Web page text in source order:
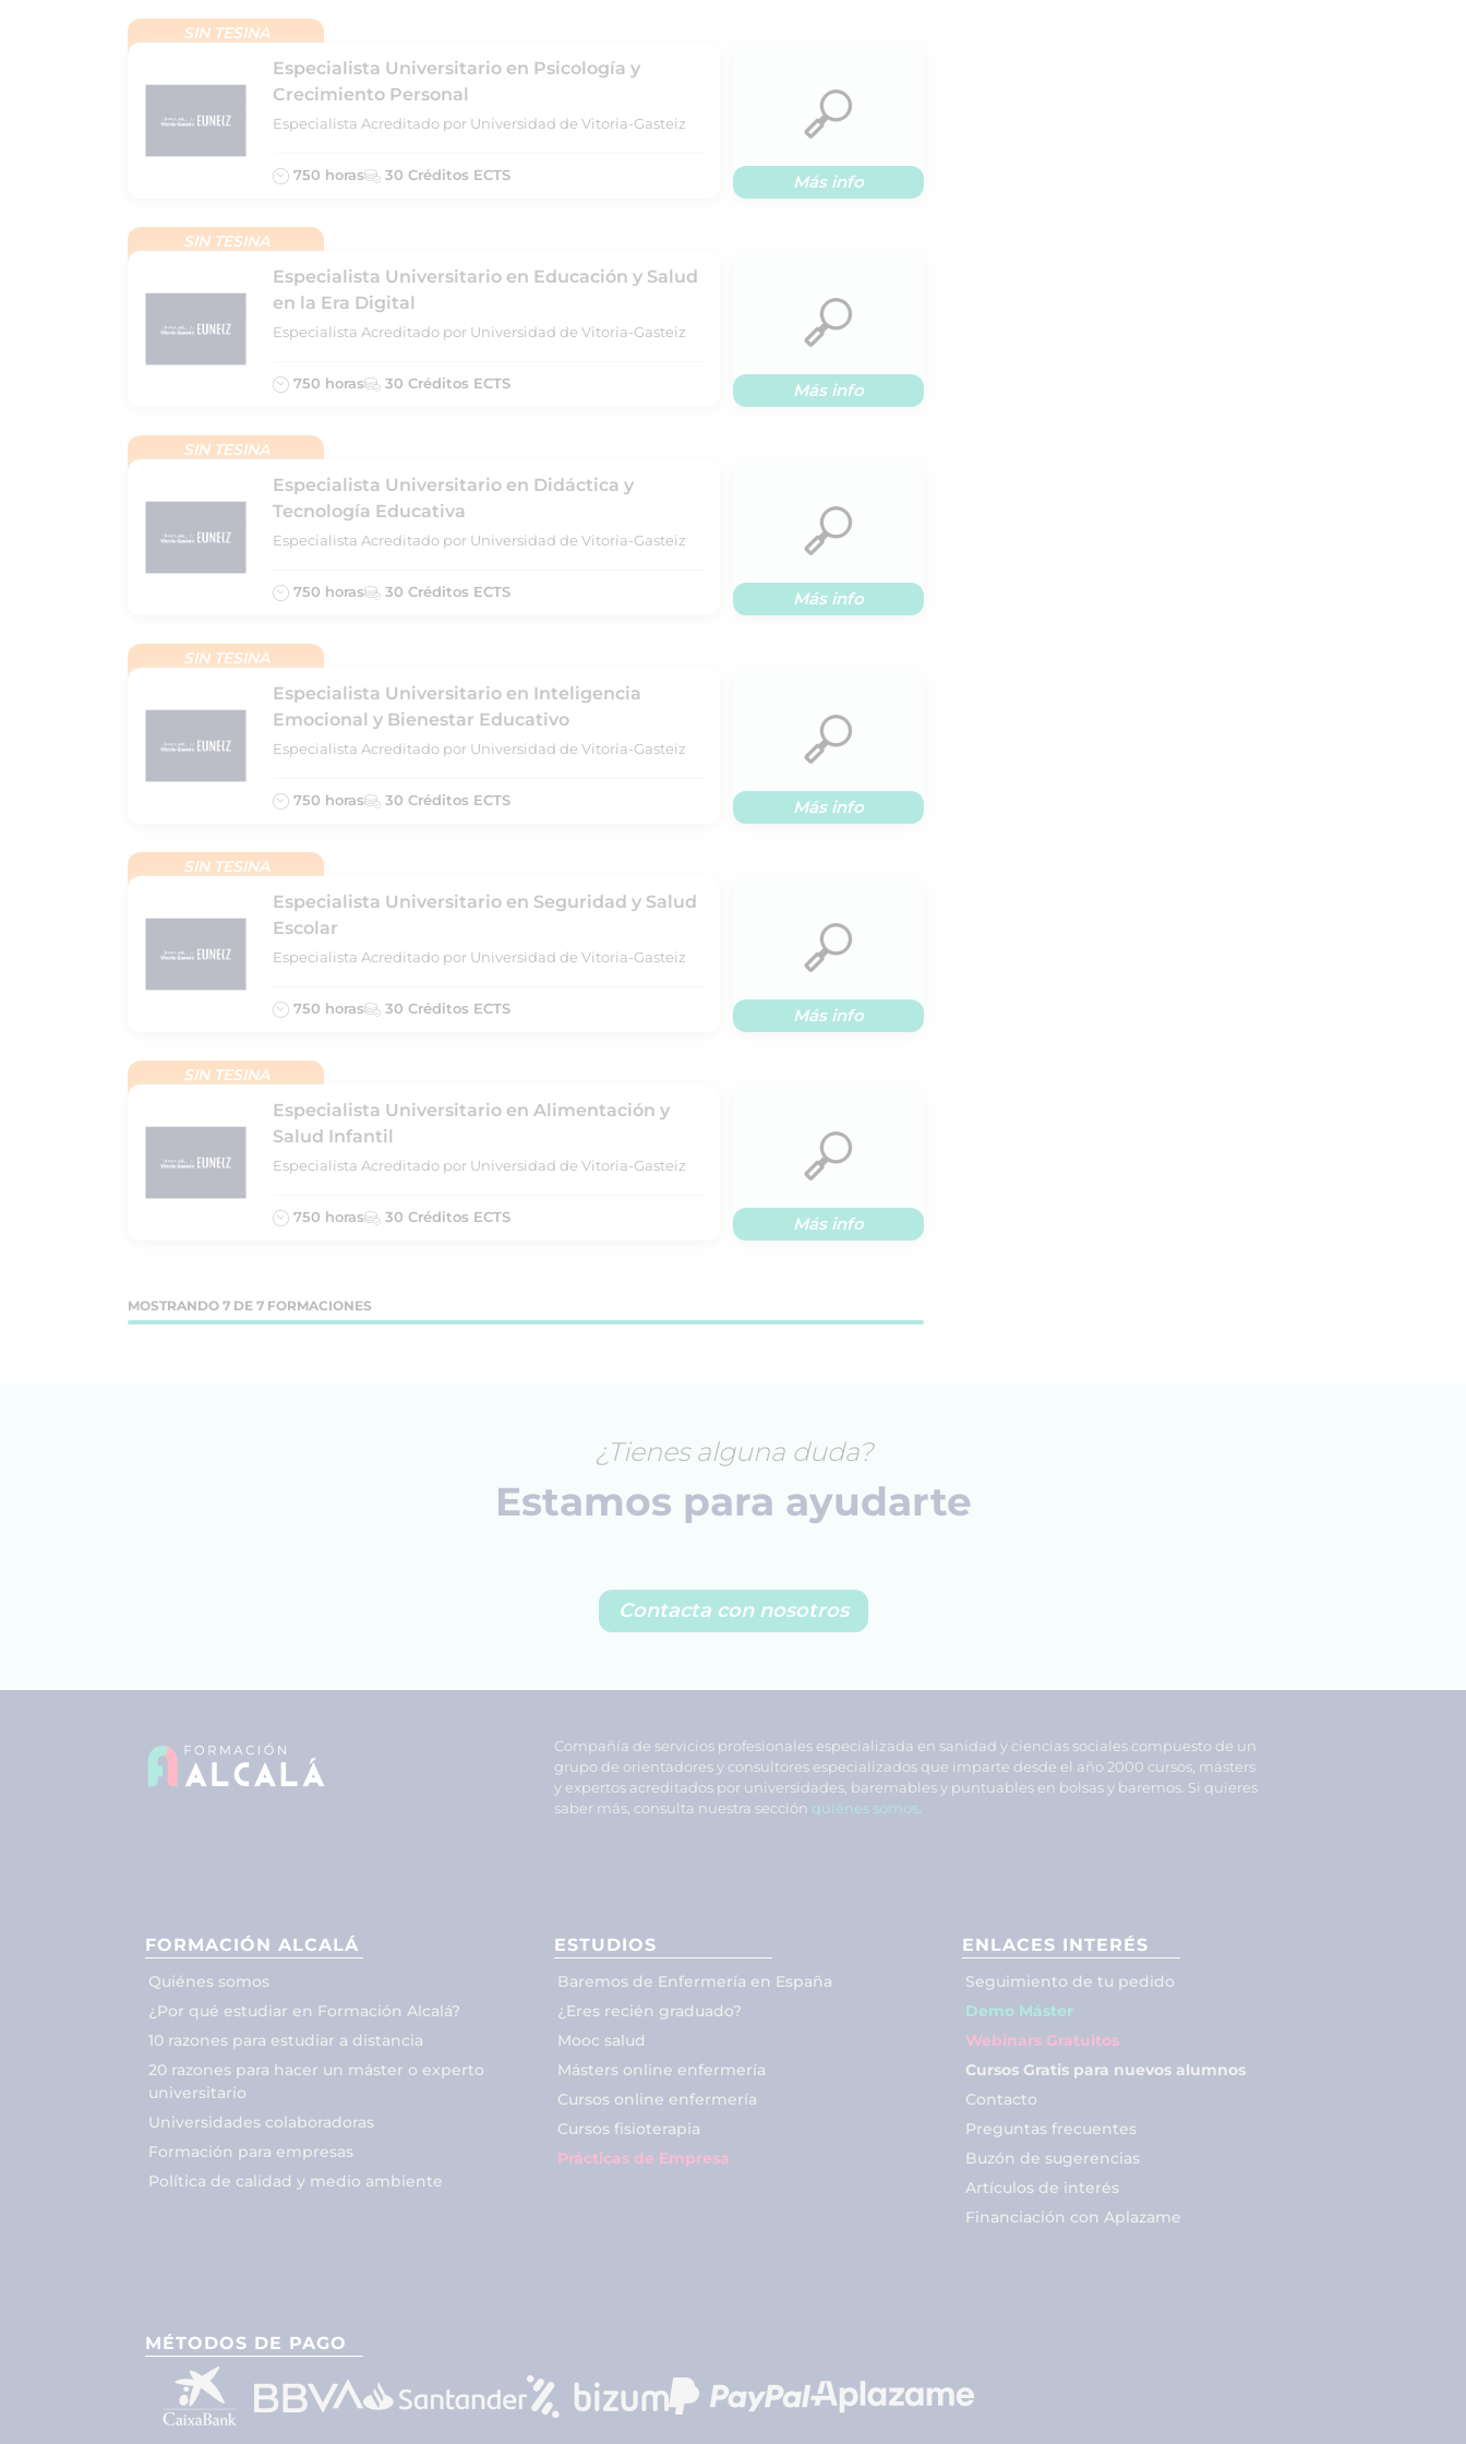
SIN TESINA
Especialista Universitario en Psicología y
Crecimiento Personal
Especialista Acreditado por Universidad de Vitoria-Gasteiz
750 horas 30 Créditos ECTS Más info
SIN TESINA
Especialista Universitario en Educación y Salud
en la Era Digital
Especialista Acreditado por Universidad de Vitoria-Gasteiz
750 horas 30 Créditos ECTS Más info
SIN TESINA
Especialista Universitario en Didáctica y
Tecnología Educativa
Especialista Acreditado por Universidad de Vitoria-Gasteiz
750 horas 30 Créditos ECTS Más info
SIN TESINA
Especialista Universitario en Inteligencia
Emocional y Bienestar Educativo
Especialista Acreditado por Universidad de Vitoria-Gasteiz
750 horas 30 Créditos ECTS Más info
SIN TESINA
Especialista Universitario en Seguridad y Salud
Escolar
Especialista Acreditado por Universidad de Vitoria-Gasteiz
750 horas 30 Créditos ECTS Más info
SIN TESINA
Especialista Universitario en Alimentación y
Salud Infantil
Especialista Acreditado por Universidad de Vitoria-Gasteiz
750 horas 30 Créditos ECTS Más info
MOSTRANDO 7 DE 7 FORMACIONES
¿Tienes alguna duda?
Estamos para ayudarte
Contacta con nosotros
Compañía de servicios profesionales especializada en sanidad y ciencias sociales compuesto de un
grupo de orientadores y consultores especializados que imparte desde el año 2000 cursos, másters
y expertos acreditados por universidades, baremables y puntuables en bolsas y baremos. Si quieres
saber más, consulta nuestra sección quiénes somos.
FORMACIÓN ALCALÁ
Quiénes somos
¿Por qué estudiar en Formación Alcalá?
10 razones para estudiar a distancia
20 razones para hacer un máster o experto
universitario
Universidades colaboradoras
Formación para empresas
Política de calidad y medio ambiente
ESTUDIOS
Baremos de Enfermería en España
¿Eres recién graduado?
Mooc salud
Másters online enfermería
Cursos online enfermería
Cursos fisioterapia
Prácticas de Empresa
ENLACES INTERÉS
Seguimiento de tu pedido
Demo Máster
Webinars Gratuitos
Cursos Gratis para nuevos alumnos
Contacto
Preguntas frecuentes
Buzón de sugerencias
Artículos de interés
Financiación con Aplazame
MÉTODOS DE PAGO